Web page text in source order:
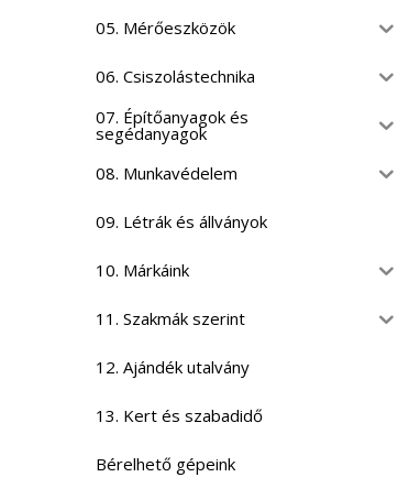
05. Mérőeszközök
06. Csiszolástechnika
07. Építőanyagok és
segédanyagok
08. Munkavédelem
09. Létrák és állványok
10. Márkáink
11. Szakmák szerint
12. Ajándék utalvány
13. Kert és szabadidő
Bérelhető gépeink